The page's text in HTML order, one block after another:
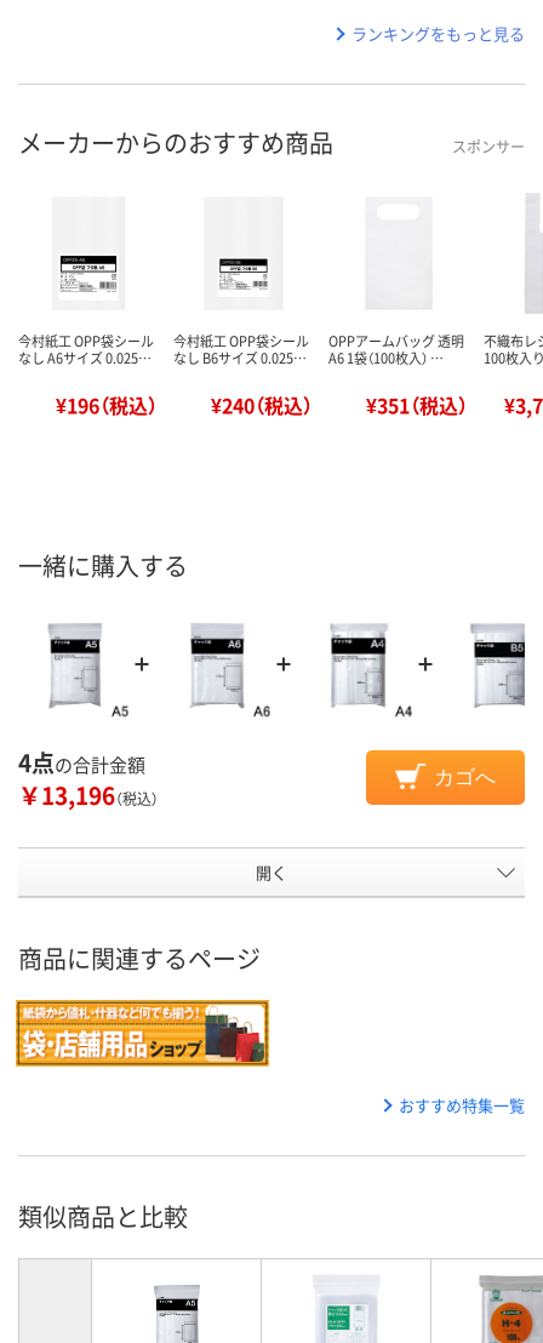
ランキングをもっと見る
メーカーからのおすすめ商品 スポンサー
今村紙工 OPP袋シール
なし A6サイズ 0.025…
¥196（税込）
今村紙工 OPP袋シール
なし B6サイズ 0.025…
¥240（税込）
OPPアームバッグ 透明
A6 1袋（100枚入） …
¥351（税込）
不織布レ
100枚入
一緒に購入する
4点の合計金額
￥13,196（税込）
カゴへ
開く
商品に関連するページ
おすすめ特集一覧
類似商品と比較